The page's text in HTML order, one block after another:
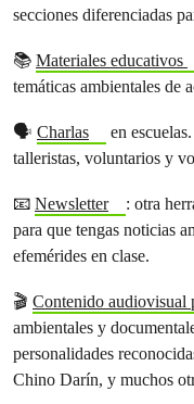
secciones diferenciadas
📚 Materiales educativos
temáticas ambientales de
🗣️ Charlas
en
talleristas, voluntarios y
📧 Newsletter
: otra
para que tengas noticias
efemérides en clase.
🎬 Contenido audiovisual
ambientales y
personalidades
Chino Darín, y muchos